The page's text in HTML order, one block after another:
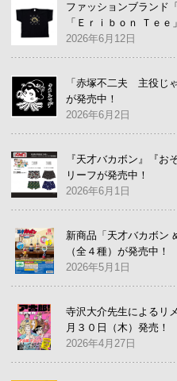
ファッションブランド
「Ｅｒｉｂｏｎ Ｔｅｅ
2026年6月12日
「赤塚不二夫 主役じ
が発売中！
2026年6月2日
『天才バカボン』『
リーフが発売中！
2026年6月1日
新商品「天才バカボン
（全４種）が発売中！
2026年5月1日
寺沢大介先生によるリ
月３０日（木）発売！
2026年4月27日